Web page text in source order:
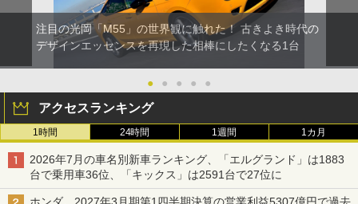
注目の光岡「M55」の世界観に触れた！ 古きよき時代の
デザインエッセンスを再現した相棒にしたくなる1台
● ● ● ● ●
アクセスランキング
1時間 24時間 1週間 1カ月
2026年7月の車名別新車ランキング、「エルグランド」は1883
台で乗用車36位、「キックス」は2591台で27位に